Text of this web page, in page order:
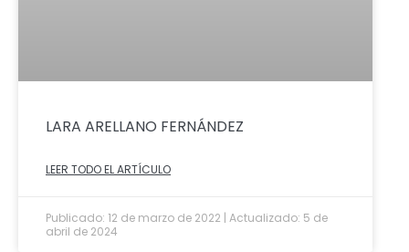
LARA ARELLANO FERNÁNDEZ
LEER TODO EL ARTÍCULO
Publicado: 12 de marzo de 2022 | Actualizado: 5 de
abril de 2024